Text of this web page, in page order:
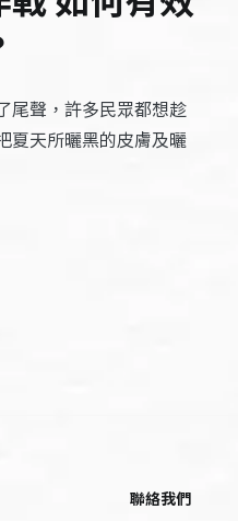
尾聲，許多民眾都想趁
夏天所曬黑的皮膚及曬
聯絡我們